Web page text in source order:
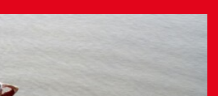
IS ÉRDEKELHET